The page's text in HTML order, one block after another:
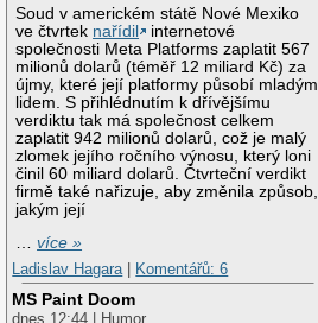
Soud v americkém státě Nové Mexiko
ve čtvrtek nařídil
internetové
společnosti Meta Platforms zaplatit 567
milionů dolarů (téměř 12 miliard Kč) za
újmy, které její platformy působí mladým
lidem. S přihlédnutím k dřívějšímu
verdiktu tak má společnost celkem
zaplatit 942 milionů dolarů, což je malý
zlomek jejího ročního výnosu, který loni
činil 60 miliard dolarů. Čtvrteční verdikt
firmě také nařizuje, aby změnila způsob,
jakým její
…více »
Ladislav Hagara
Komentářů: 6
MS Paint Doom
dnes 12:44 | Humor